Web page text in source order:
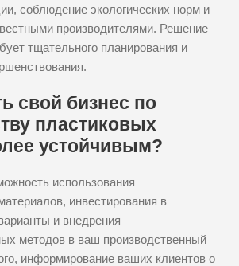
соблюдение экологических норм и
производителями. Решение
тщательного планирования и
свой бизнес по
пластиковых
устойчивым?
использования
инвестирования в
и внедрения
методов в ваш производственный
информирование ваших клиентов о